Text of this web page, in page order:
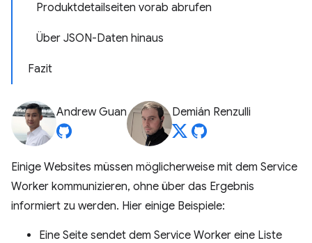
Produktdetailseiten vorab abrufen
Über JSON-Daten hinaus
Fazit
Andrew Guan Demián Renzulli
Einige Websites müssen möglicherweise mit dem Service
Worker kommunizieren, ohne über das Ergebnis
informiert zu werden. Hier einige Beispiele:
Eine Seite sendet dem Service Worker eine Liste